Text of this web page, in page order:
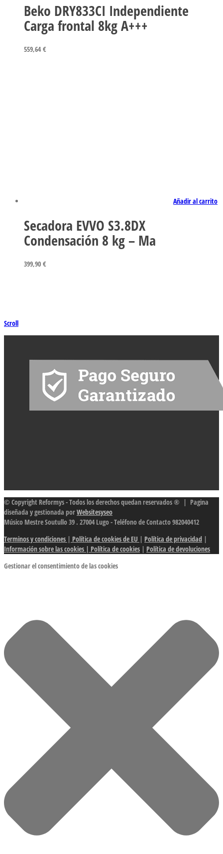
Beko DRY833CI Independiente
Carga frontal 8kg A+++
559,64€
Añadir al carrito
Secadora EVVO S3.8DX
Condensación 8 kg – Ma
399,90 €
Scroll
© Copyright Reformys - Todos los derechos quedan reservados ® | Pagina
diseñada y gestionada porWebsitesyseo
Músico Mestre Soutullo 39 . 27004 Lugo - Teléfono de Contacto 982040412
Terminos y condiciones | Política de cookies de EU | Política de privacidad |
Información sobre las cookies | Política de cookies | Política de devoluciones
Gestionar el consentimiento de las cookies